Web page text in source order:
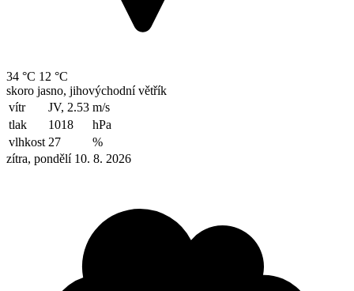
34 °C 12 °C
skoro jasno, jihovýchodní větřík
vítr
JV, 2.53 m/s
tlak
1018
hPa
vlhkost 27
%
zítra, pondělí 10. 8. 2026